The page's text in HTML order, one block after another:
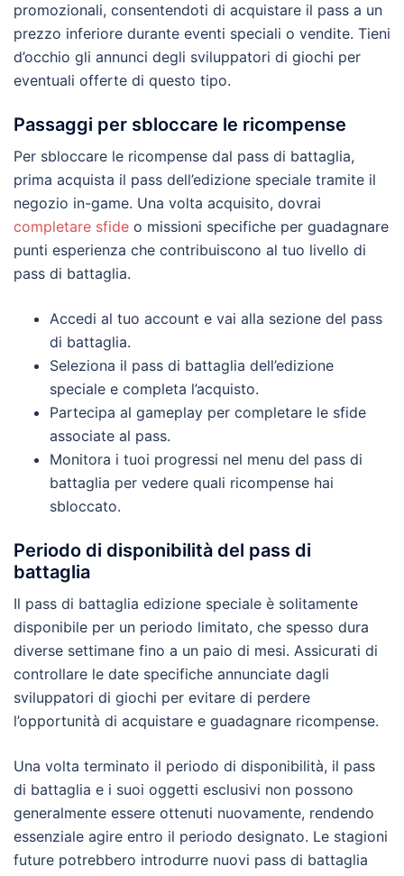
promozionali, consentendoti di acquistare il pass a un
prezzo inferiore durante eventi speciali o vendite. Tieni
d’occhio gli annunci degli sviluppatori di giochi per
eventuali offerte di questo tipo.
Passaggi per sbloccare le ricompense
Per sbloccare le ricompense dal pass di battaglia,
prima acquista il pass dell’edizione speciale tramite il
negozio in-game. Una volta acquisito, dovrai
completare sfide o missioni specifiche per guadagnare
punti esperienza che contribuiscono al tuo livello di
pass di battaglia.
Accedi al tuo account e vai alla sezione del pass
di battaglia.
Seleziona il pass di battaglia dell’edizione
speciale e completa l’acquisto.
Partecipa al gameplay per completare le sfide
associate al pass.
Monitora i tuoi progressi nel menu del pass di
battaglia per vedere quali ricompense hai
sbloccato.
Periodo di disponibilità del pass di
battaglia
Il pass di battaglia edizione speciale è solitamente
disponibile per un periodo limitato, che spesso dura
diverse settimane fino a un paio di mesi. Assicurati di
controllare le date specifiche annunciate dagli
sviluppatori di giochi per evitare di perdere
l’opportunità di acquistare e guadagnare ricompense.
Una volta terminato il periodo di disponibilità, il pass
di battaglia e i suoi oggetti esclusivi non possono
generalmente essere ottenuti nuovamente, rendendo
essenziale agire entro il periodo designato. Le stagioni
future potrebbero introdurre nuovi pass di battaglia